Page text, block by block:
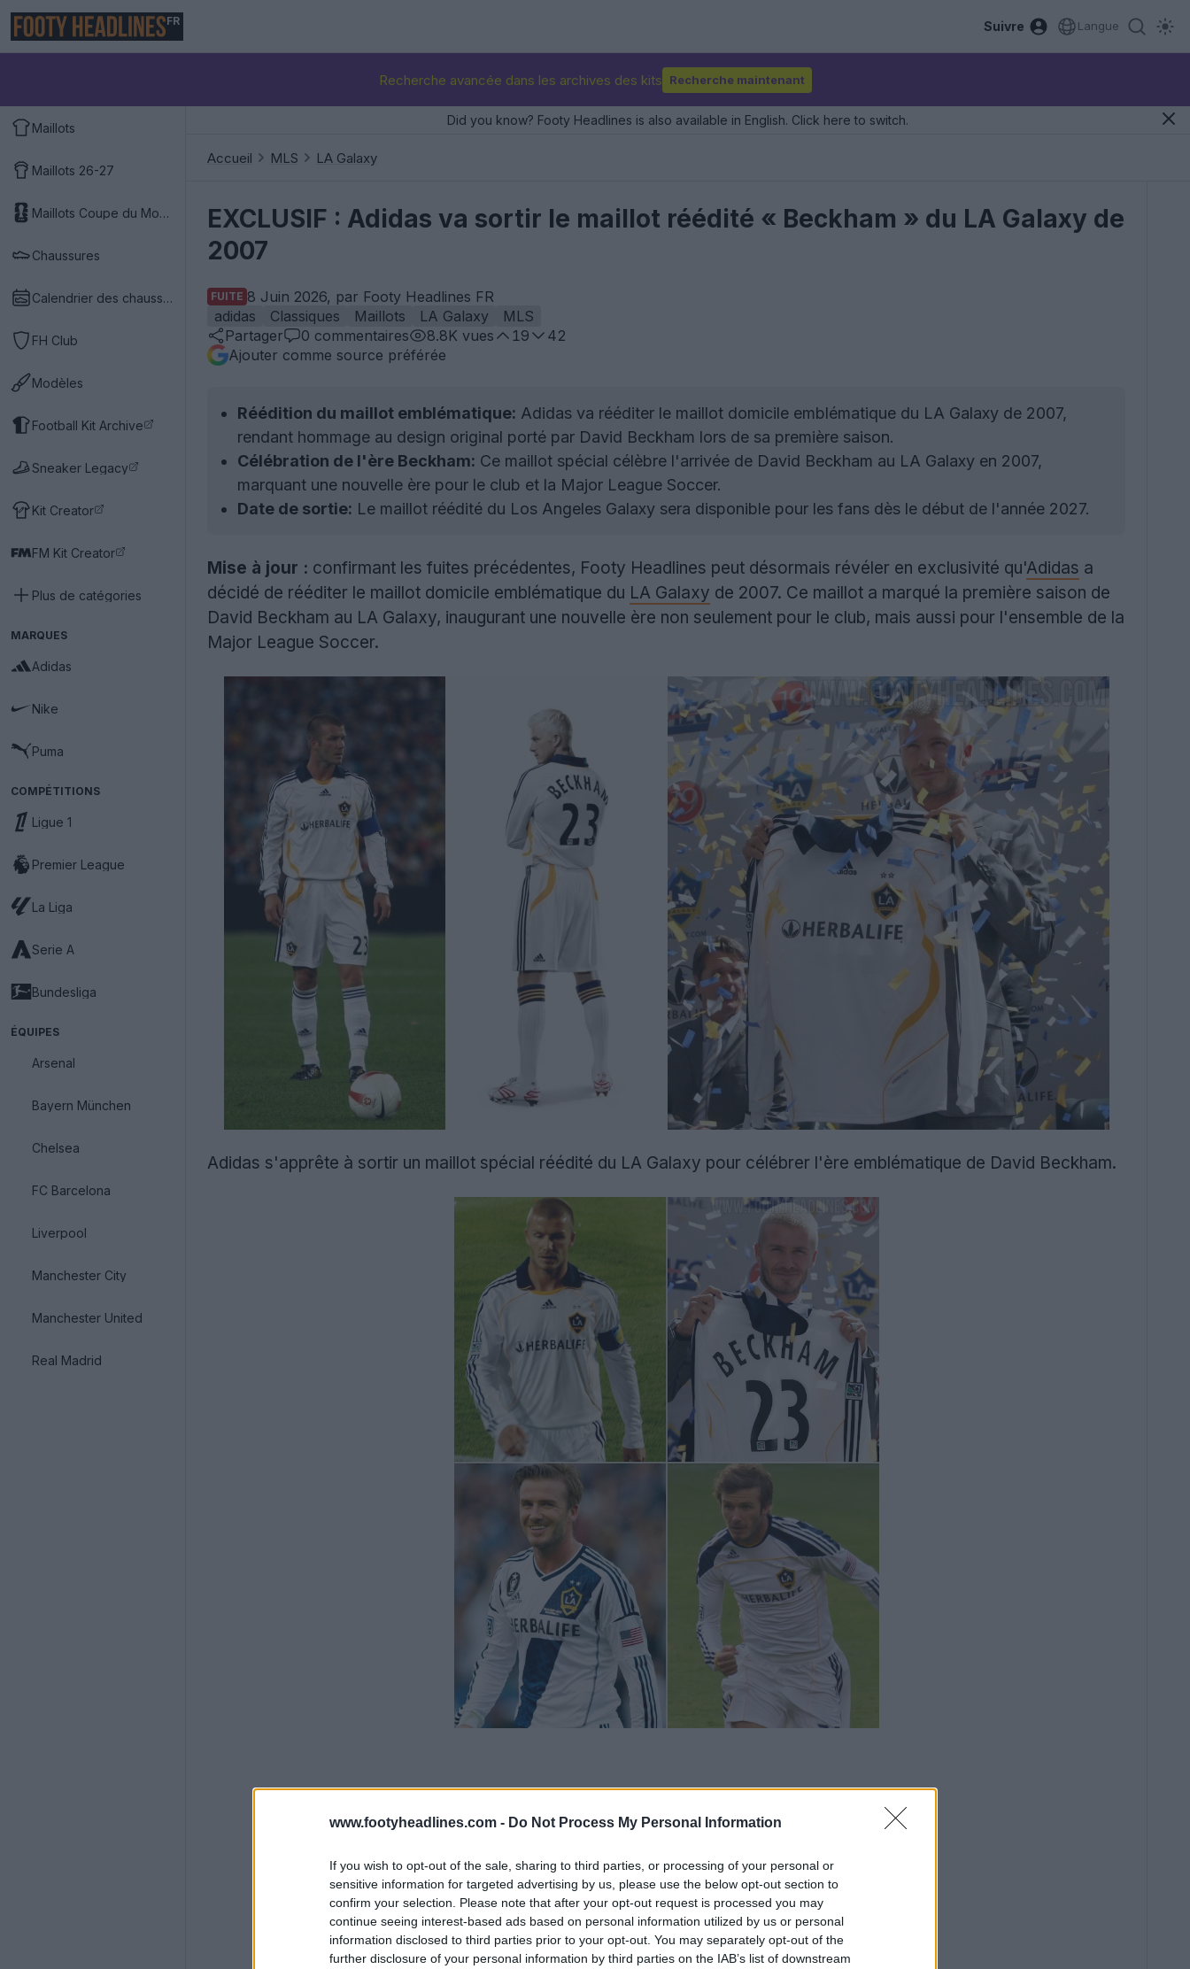
www.footyheadlines.com - Do Not Process My Personal Information
If you wish to opt-out of the sale, sharing to third parties, or processing of your personal or
sensitive information for targeted advertising by us, please use the below opt-out section to
confirm your selection. Please note that after your opt-out request is processed you may
continue seeing interest-based ads based on personal information utilized by us or personal
information disclosed to third parties prior to your opt-out. You may separately opt-out of the
further disclosure of your personal information by third parties on the IAB’s list of downstream
FR Suivre Langue
Recherche avancée dans les archives des kits Recherche maintenant
Maillots
Maillots 26-27
Maillots Coupe du Monde 2026
Chaussures
Calendrier des chaussures
FH Club
Modèles
Football Kit Archive
Sneaker Legacy
Kit Creator
FM Kit Creator
Plus de catégories
MARQUES
Adidas
Nike
Puma
COMPÉTITIONS
Ligue 1
Premier League
La Liga
Serie A
Bundesliga
ÉQUIPES
Arsenal
Bayern München
Chelsea
FC Barcelona
Liverpool
Manchester City
Manchester United
Real Madrid
Did you know? Footy Headlines is also available in English. Click here to switch.
Accueil MLS LA Galaxy
EXCLUSIF : Adidas va sortir le maillot réédité « Beckham » du LA Galaxy de
2007
FUITE 8 Juin 2026, par Footy Headlines FR
adidas
Classiques Maillots LA Galaxy
MLS
Partager
0 commentaires 8.8K vues 19
42
Ajouter comme source préférée
Réédition du maillot emblématique: Adidas va rééditer le maillot domicile emblématique du LA Galaxy de 2007,
rendant hommage au design original porté par David Beckham lors de sa première saison.
Célébration de l'ère Beckham: Ce maillot spécial célèbre l'arrivée de David Beckham au LA Galaxy en 2007,
marquant une nouvelle ère pour le club et la Major League Soccer.
Date de sortie: Le maillot réédité du Los Angeles Galaxy sera disponible pour les fans dès le début de l'année 2027.
Mise à jour : confirmant les fuites précédentes, Footy Headlines peut désormais révéler en exclusivité qu'Adidas a
décidé de rééditer le maillot domicile emblématique du LA Galaxy de 2007. Ce maillot a marqué la première saison de
David Beckham au LA Galaxy, inaugurant une nouvelle ère non seulement pour le club, mais aussi pour l'ensemble de la
Major League Soccer.
Adidas s'apprête à sortir un maillot spécial réédité du LA Galaxy pour célébrer l'ère emblématique de David Beckham.